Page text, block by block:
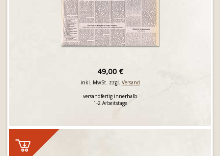
49,00 €
inkl. MwSt. zzgl. Versand
versandfertig innerhalb
1-2 Arbeitstage